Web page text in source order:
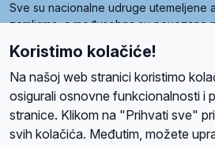
Sve su nacionalne udruge utemeljene
zemljama, a međusobna su
Radio Maria). Svjetsku obitelj utemeljilo
kojima je i hrvatska Udruga Radio
Koristimo kolačiće!
Na našoj web stranici koristimo
osigurali osnovne funkcionalnosti i
stranice. Klikom na "Prihvati sve"
svih kolačića. Međutim, možete